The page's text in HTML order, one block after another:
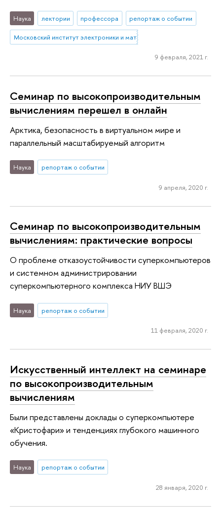
Наука лектории профессора репортаж о событии
Московский институт электроники и математики им. А.Н. Тихонова
9 февраля, 2021 г.
Семинар по высокопроизводительным
вычислениям перешел в онлайн
Арктика, безопасность в виртуальном мире и
параллельный масштабируемый алгоритм
Наука репортаж о событии
9 апреля, 2020 г.
Семинар по высокопроизводительным
вычислениям: практические вопросы
О проблеме отказоустойчивости суперкомпьютеров
и системном администрировании
суперкомпьютерного комплекса НИУ ВШЭ
Наука репортаж о событии
11 февраля, 2020 г.
Искусственный интеллект на семинаре
по высокопроизводительным
вычислениям
Были представлены доклады о суперкомпьютере
«Кристофари» и тенденциях глубокого машинного
обучения.
Наука репортаж о событии
28 января, 2020 г.